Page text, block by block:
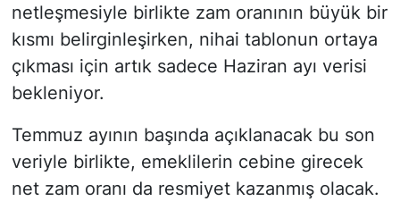
netleşmesiyle birlikte zam oranının büyük bir
kısmı belirginleşirken, nihai tablonun ortaya
çıkması için artık sadece Haziran ayı verisi
bekleniyor.
Temmuz ayının başında açıklanacak bu son
veriyle birlikte, emeklilerin cebine girecek
net zam oranı da resmiyet kazanmış olacak.